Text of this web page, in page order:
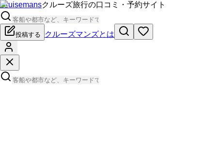
Cruisemansクルーズ旅行の口コミ・予約サイト
投稿する クルーズマンズとは